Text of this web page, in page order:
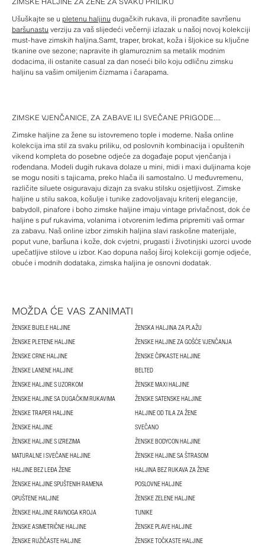
Ušuškajte se u pletenu haljinu dugačkih rukava, ili pronađite savršenu
baršunastu verziju za vaš slijedeći večernji izlazak u našoj novoj kolekciji
must-have zimskih haljina.Samt, traper, brokat, koža i šljokice su ključne
tkanine ove sezone; napravite ih glamuroznim sa metalik modnim
dodacima, ili ostanite casual za dan noseći bilo koju odličnu zimsku
haljinu sa vašim omiljenim čizmama i čarapama.
ZIMSKE VJENČANICE, ZA ZABAVE ILI SVEČANE PRIGODE....
Zimske haljine za žene su istovremeno tople i moderne. Naša online
kolekcija ima stil za svaku priliku, od poslovnih kombinacija i opuštenih
vikend kompleta do posebne odjeće za događaje poput vjenčanja i
rođendana. Modeli dugih rukava dolaze u mini, midi i maxi duljinama koje
se mogu nositi s tajicama, preko hlača ili samostalno. U međuvremenu,
različite siluete osiguravaju dizajn za svaku stilsku osjetljivost. Zimske
haljine u stilu sakoa, košulje i tunike zadovoljavaju kriterij elegancije,
babydoll, pinafore i boho zimske haljine imaju vintage privlačnost, dok će
haljine s puf rukavima, volanima i otvorenim leđima pripremiti vaš ormar
za zabavu. Naš online izbor zimskih haljina slavi raskošne materijale,
poput vune, baršuna i kože, dok cvjetni, prugasti i životinjski uzorci uvode
upečatljive stilove u izbor. Kao dopuna našoj široj kolekciji gornje odjeće,
obuće i modnih dodataka, zimska haljina je osnovni dodatak.
MOŽDA ĆE VAS ZANIMATI
ŽENSKE BIJELE HALJINE
ŽENSKA HALJINA ZA PLAŽU
ŽENSKE PLETENE HALJINE
ŽENSKE HALJINE ZA GOŠĆE VJENČANJA
ŽENSKE CRNE HALJINE
ŽENSKE ČIPKASTE HALJINE
ŽENSKE LANENE HALJINE
BELTED
ŽENSKE HALJINE S UZORKOM
ŽENSKE MAXI HALJINE
ŽENSKE HALJINE SA DUGAČKIM RUKAVIMA
ŽENSKE SATENSKE HALJINE
ŽENSKE TRAPER HALJINE
HALJINE OD TILA ZA ŽENE
ŽENSKE HALJINE
SVEČANO
ŽENSKE HALJINE S IZREZIMA
ŽENSKE BODYCON HALJINE
MATURALNE I SVEČANE HALJINE
ŽENSKE HALJINE SA ŠTRASOM
HALJINE BEZ LEĐA ŽENE
HALJINA BEZ RUKAVA ZA ŽENE
ŽENSKE HALJINE SPUŠTENIH RAMENA
POSLOVNE HALJINE
OPUŠTENE HALJINE
ŽENSKE ZELENE HALJINE
ŽENSKE HALJINE RAVNOGA KROJA
TUNIKE
ŽENSKE ASIMETRIČNE HALJINE
ŽENSKE PLAVE HALJINE
ŽENSKE RUŽIČASTE HALJINE
ŽENSKE TOČKASTE HALJINE